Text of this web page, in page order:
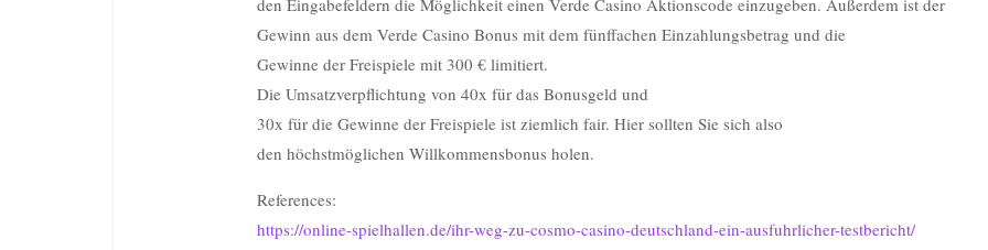
Gewinn aus dem Verde Casino Bonus mit dem fünffachen Einzahlungsbetrag und die
Gewinne der Freispiele mit 300 € limitiert.
Die Umsatzverpflichtung von 40x für das Bonusgeld und
30x für die Gewinne der Freispiele ist ziemlich fair. Hier sollten Sie sich also
den höchstmöglichen Willkommensbonus holen.
References:
https://online-spielhallen.de/ihr-weg-zu-cosmo-casino-deutschland-ein-ausfuhrlicher-testbericht/